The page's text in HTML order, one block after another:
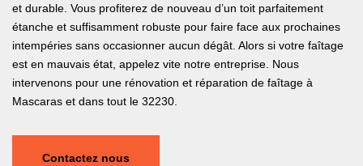
et durable. Vous profiterez de nouveau d’un toit parfaitement
étanche et suffisamment robuste pour faire face aux prochaines
intempéries sans occasionner aucun dégât. Alors si votre faîtage
est en mauvais état, appelez vite notre entreprise. Nous
intervenons pour une rénovation et réparation de faîtage à
Mascaras et dans tout le 32230.
Contactez nous